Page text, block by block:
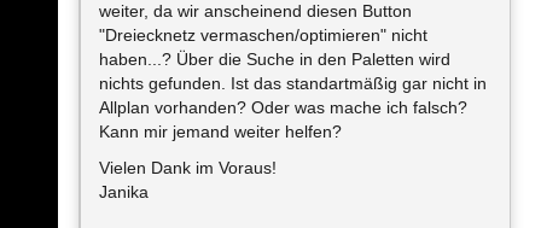
weiter, da wir anscheinend diesen Button
"Dreiecknetz vermaschen/optimieren" nicht
haben...? Über die Suche in den Paletten wird
nichts gefunden. Ist das standartmäßig gar nicht in
Allplan vorhanden? Oder was mache ich falsch?
Kann mir jemand weiter helfen?
Vielen Dank im Voraus!
Janika